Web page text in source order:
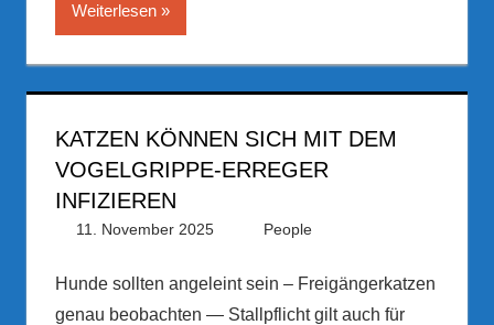
Weiterlesen
KATZEN KÖNNEN SICH MIT DEM
VOGELGRIPPE-ERREGER
INFIZIEREN
11. November 2025 PRGateway
People
Hunde sollten angeleint sein – Freigängerkatzen
genau beobachten — Stallpflicht gilt auch für